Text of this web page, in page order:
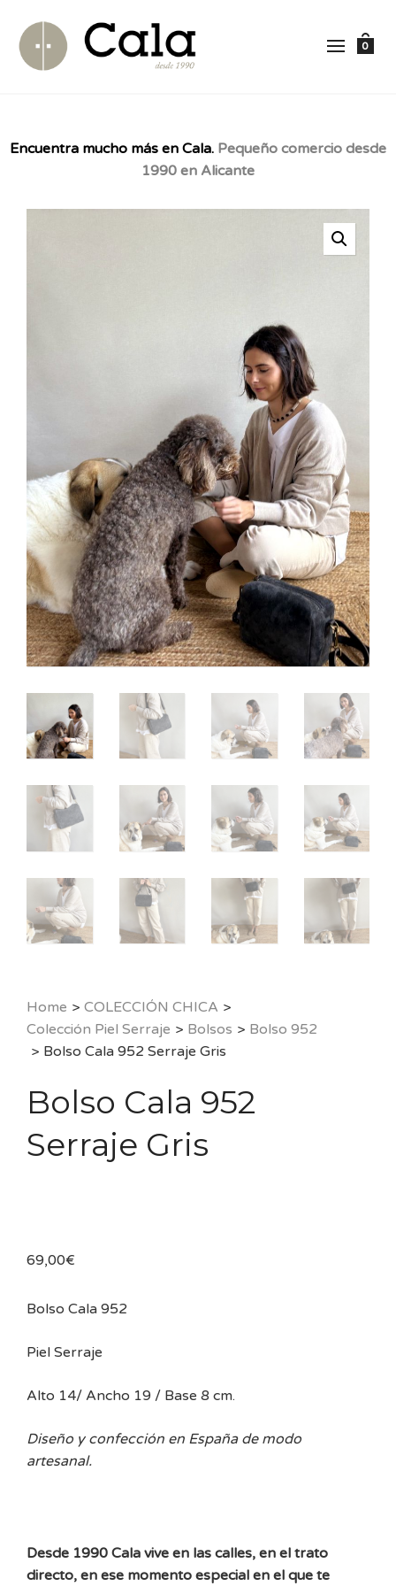
0
Encuentra mucho más en Cala. Pequeño comercio desde
1990 en Alicante
Home > COLECCIÓN CHICA >
Colección Piel Serraje > Bolsos > Bolso 952
> Bolso Cala 952 Serraje Gris
Bolso Cala 952
Serraje Gris
69,00€
Bolso Cala 952
Piel Serraje
Alto 14/ Ancho 19 / Base 8 cm.
Diseño y confección en España de modo
artesanal.
Desde 1990 Cala vive en las calles, en el trato
directo, en ese momento especial en el que te